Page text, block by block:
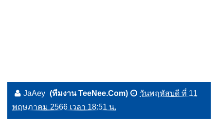
JaAey (ทีมงาน TeeNee.Com)
วันพฤหัสบดี ที่ 11
พฤษภาคม 2566 เวลา 18:51 น.